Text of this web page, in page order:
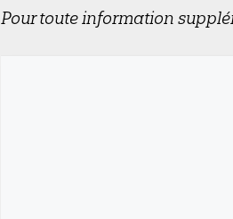
Pour toute information